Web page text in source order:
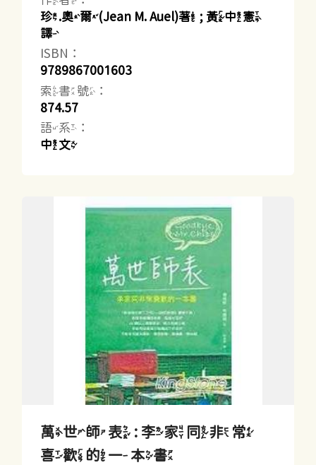
珍.奧爾(Jean M. Auel)著 ; 黃中憲
譯
ISBN：
9789867001603
索書號：
874.57
語系：
中文
萬世師表 : 李家同非常
喜歡的一本書